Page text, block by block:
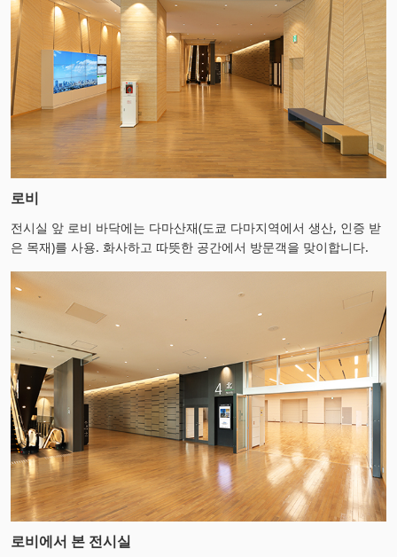
로비
전시실 앞 로비 바닥에는 다마산재(도쿄 다마지역에서 생산, 인증 받
은 목재)를 사용. 화사하고 따뜻한 공간에서 방문객을 맞이합니다.
로비에서 본 전시실